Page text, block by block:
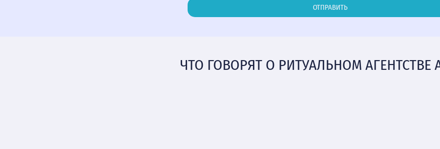
ОТПРАВИТЬ
ЧТО ГОВОРЯТ О РИТУАЛЬНОМ АГЕНТСТВЕ